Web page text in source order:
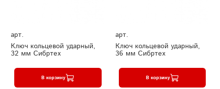
арт.
Ключ кольцевой ударный,
32 мм Сибртех
В корзину
арт.
Ключ кольцевой ударный,
36 мм Сибртех
В корзину